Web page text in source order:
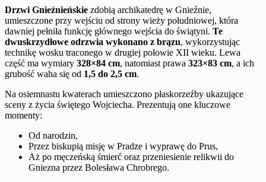
Drzwi Gnieźnieńskie zdobią archikatedrę w Gnieźnie,
umieszczone przy wejściu od strony wieży południowej, która
dawniej pełniła funkcję głównego wejścia do świątyni. Te
dwuskrzydłowe odrzwia wykonano z brązu, wykorzystując
technikę wosku traconego w drugiej połowie XII wieku. Lewa
część ma wymiary 328×84 cm, natomiast prawa 323×83 cm, a ich
grubość waha się od 1,5 do 2,5 cm.
Na osiemnastu kwaterach umieszczono płaskorzeźby ukazujące
sceny z życia świętego Wojciecha. Prezentują one kluczowe
momenty:
Od narodzin,
Przez biskupią misję w Pradze i wyprawę do Prus,
Aż po męczeńską śmierć oraz przeniesienie relikwii do
Gniezna przez Bolesława Chrobrego.